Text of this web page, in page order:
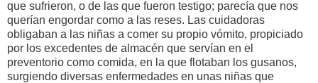
que sufrieron, o de las que fueron testigo; parecía que nos
querían engordar como a las reses. Las cuidadoras
obligaban a las niñas a comer su propio vómito, propiciado
por los excedentes de almacén que servían en el
preventorio como comida, en la que flotaban los gusanos,
surgiendo diversas enfermedades en unas niñas que